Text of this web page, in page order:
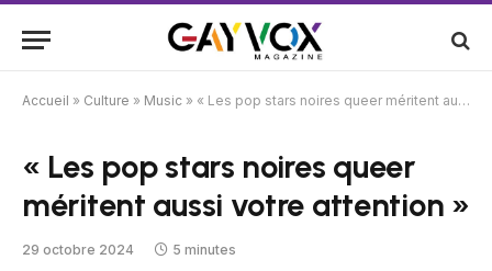
Accueil » Culture » Music » « Les pop stars noires queer méritent aussi votre attention »
« Les pop stars noires queer
méritent aussi votre attention »
29 octobre 2024 5 minutes